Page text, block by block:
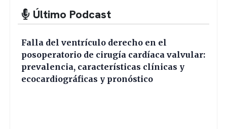
Último Podcast
Falla del ventrículo derecho en el
posoperatorio de cirugía cardíaca valvular:
prevalencia, características clínicas y
ecocardiográficas y pronóstico